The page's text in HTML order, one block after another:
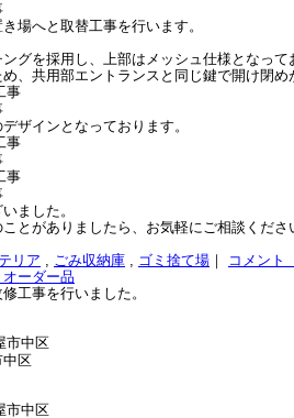
場へと取替工事を行います。
グを採用し、上部はメッシュ仕様となって
、共用部エントランスと同じ鍵で開け閉め
ザインとなっております。
ました。
とがありましたら、お気軽にご相談くださ
リア , ごみ収納庫 , ゴミ捨て場 ｜
コメント
ーダー品
工事を行いました。
区